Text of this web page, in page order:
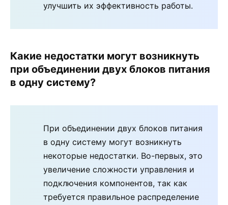
улучшить их эффективность работы.
Какие недостатки могут возникнуть
при объединении двух блоков питания
в одну систему?
При объединении двух блоков питания
в одну систему могут возникнуть
некоторые недостатки. Во-первых, это
увеличение сложности управления и
подключения компонентов, так как
требуется правильное распределение